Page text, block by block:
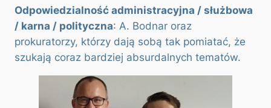
Odpowiedzialność administracyjna / służbowa
/ karna / polityczna: A. Bodnar oraz
prokuratorzy, którzy dają sobą tak pomiatać, że
szukają coraz bardziej absurdalnych tematów.